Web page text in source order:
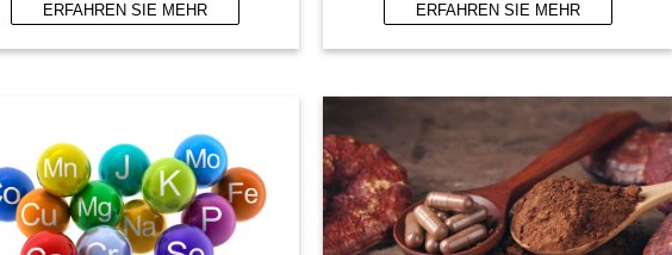
ERFAHREN SIE MEHR ERFAHREN SIE MEHR